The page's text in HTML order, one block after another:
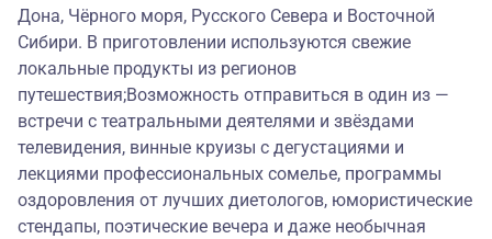
Дона, Чёрного моря, Русского Севера и Восточной
Сибири. В приготовлении используются свежие
локальные продукты из регионов
путешествия;Возможность отправиться в один из —
встречи с театральными деятелями и звёздами
телевидения, винные круизы с дегустациями и
лекциями профессиональных сомелье, программы
оздоровления от лучших диетологов, юмористические
стендапы, поэтические вечера и даже необычная